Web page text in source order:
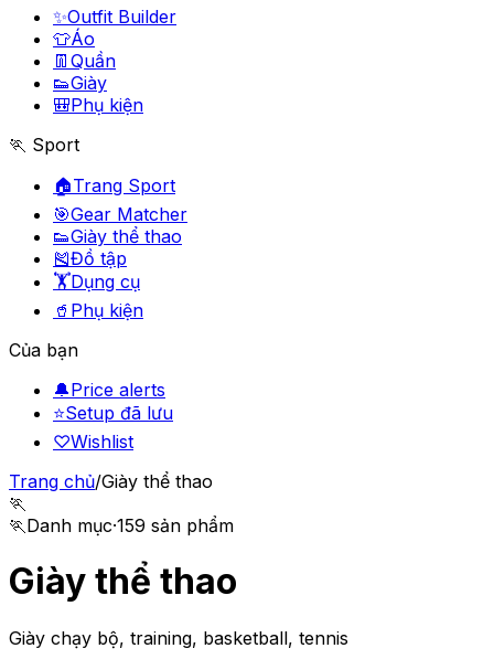
✨Outfit Builder
👕Áo
👖 Quần
👟Giày
🎒Phụ kiện
🏃 Sport
🏠Trang Sport
🎯Gear Matcher
👟Giày thể thao
🎽Đồ tập
🏋️Dụng cụ
🥤 Phụ kiện
Của bạn
🔔Price alerts
⭐Setup đã lưu
♡Wishlist
Trang chủ/Giày thể thao
🏃
🏃Danh mục·159 sản phẩm
Giày thể thao
Giày chạy bộ, training, basketball, tennis